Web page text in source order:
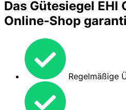
Das Gütesiegel EHI
Online-Shop
Regelmäßige